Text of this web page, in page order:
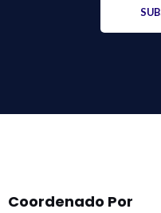
Coordenado Por